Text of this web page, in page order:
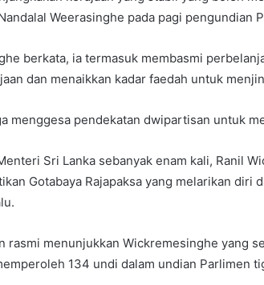
Weerasinghe pada pagi pengundian
berkata, ia termasuk membasmi
dan menaikkan kadar faedah untuk
menggesa pendekatan dwipartisan untuk
Sri Lanka sebanyak enam kali, Ranil
Gotabaya Rajapaksa yang melarikan diri
rasmi menunjukkan Wickremesinghe yang
134 undi dalam undian Parlimen